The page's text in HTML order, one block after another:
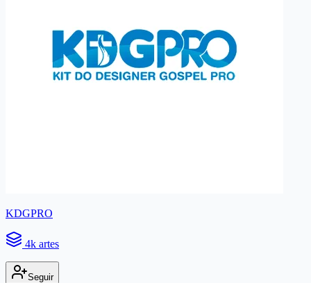
KDGPRO
4k artes
Seguir